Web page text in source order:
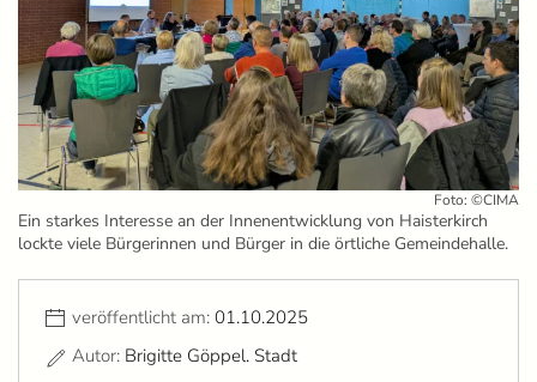
Foto: ©CIMA
Ein starkes Interesse an der Innenentwicklung von Haisterkirch
lockte viele Bürgerinnen und Bürger in die örtliche Gemeindehalle.
veröffentlicht am: 01.10.2025
Autor: Brigitte Göppel. Stadt